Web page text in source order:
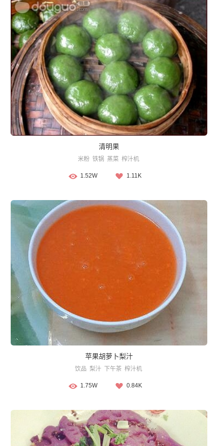
清明果
米粉 铁锅 蒸菜 榨汁机
1.52W 1.11K
苹果胡萝卜梨汁
饮品 梨汁 下午茶 榨汁机
1.75W 0.84K